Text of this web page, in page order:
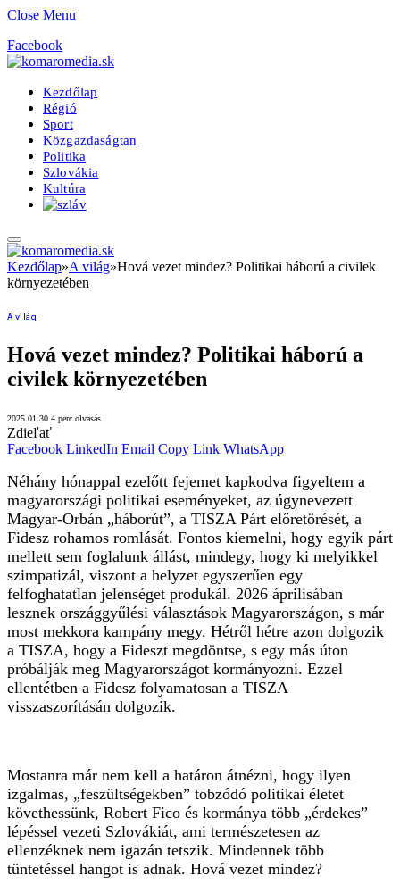
Close Menu
Facebook
Kezdőlap
Régió
Sport
Közgazdaságtan
Politika
Szlovákia
Kultúra
Kezdőlap»A világ»Hová vezet mindez? Politikai háború a civilek
környezetében
A világ
Hová vezet mindez? Politikai háború a
civilek környezetében
2025.01.30. 4 perc olvasás
Zdieľať
Facebook LinkedIn Email Copy Link WhatsApp
Néhány hónappal ezelőtt fejemet kapkodva figyeltem a
magyarországi politikai eseményeket, az úgynevezett
Magyar-Orbán „háborút”, a TISZA Párt előretörését, a
Fidesz rohamos romlását. Fontos kiemelni, hogy egyik párt
mellett sem foglalunk állást, mindegy, hogy ki melyikkel
szimpatizál, viszont a helyzet egyszerűen egy
felfoghatatlan jelenséget produkál. 2026 áprilisában
lesznek országgyűlési választások Magyarországon, s már
most mekkora kampány megy. Hétről hétre azon dolgozik
a TISZA, hogy a Fideszt megdöntse, s egy más úton
próbálják meg Magyarországot kormányozni. Ezzel
ellentétben a Fidesz folyamatosan a TISZA
visszaszorításán dolgozik.
Mostanra már nem kell a határon átnézni, hogy ilyen
izgalmas, „feszültségekben” tobzódó politikai életet
követhessünk, Robert Fico és kormánya több „érdekes”
lépéssel vezeti Szlovákiát, ami természetesen az
ellenzéknek nem igazán tetszik. Mindennek több
tüntetéssel hangot is adnak. Hová vezet mindez?